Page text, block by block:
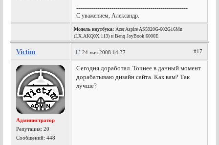
---------------------------------------------------------
С уважением, Александр.
Модель ноутбука: Acer Aspire AS5920G-602G16Mn
(LX.AKQ0X.113) и Benq JoyBook 6000E
Victim 24 мая 2008 14:37 #17
Администратор
Репутация:20
Сообщений: 448
Сегодня доработал. Точнее в данный момент
дорабатываю дизайн сайта. Как вам? Так
лучше?